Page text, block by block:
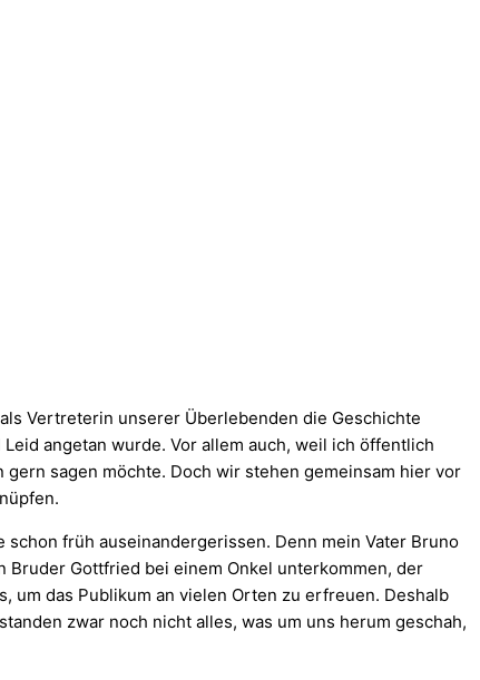
Vertreterin unserer Überlebenden die Geschichte
angetan wurde. Vor allem auch, weil ich öffentlich
sagen möchte. Doch wir stehen gemeinsam hier vor
früh auseinandergerissen. Denn mein Vater Bruno
Gottfried bei einem Onkel unterkommen, der
um das Publikum an vielen Orten zu erfreuen. Deshalb
zwar noch nicht alles, was um uns herum geschah,